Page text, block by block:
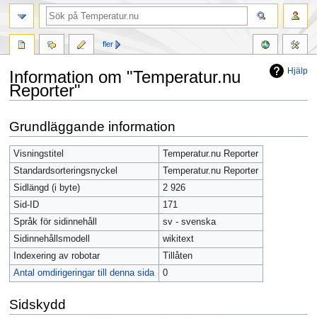
Hjälp
Information om "Temperatur.nu
Reporter"
till
navigering
till
sök
Grundläggande information
Visningstitel
Temperatur.nu Reporter
Standardsorteringsnyckel
Temperatur.nu Reporter
Sidlängd (i byte)
2 926
Sid-ID
171
Språk för sidinnehåll
sv - svenska
Sidinnehållsmodell
wikitext
Indexering av robotar
Tillåten
Antal omdirigeringar till denna sida
0
Sidskydd
fler